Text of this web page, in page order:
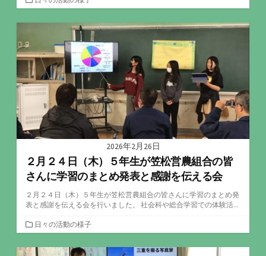
テ
ゴ
2026年2月26日
２月２４日（木）５年生が笠松営農組合の皆
さんに学習のまとめ発表と感謝を伝える会
２月２４日（木）５年生が笠松営農組合の皆さんに学習のまとめ発
表と感謝を伝える会を行いました。 社会科や総合学習での体験活...
カ
テ
ゴ
日々の活動の様子